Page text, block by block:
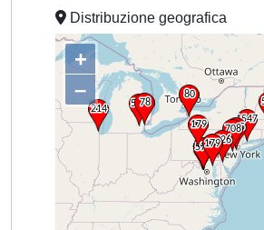
Distribuzione geografica
+
–